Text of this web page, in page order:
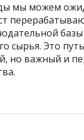
мы можем
сырья. Это
но важный и